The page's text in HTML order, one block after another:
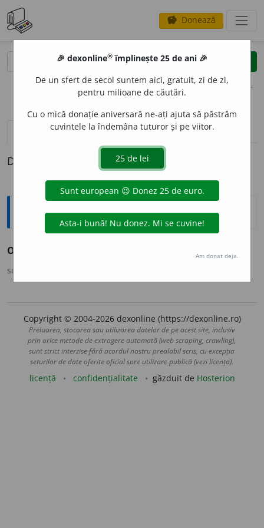
savings Donează
clear
opțiuni
definiții (1) pronunțievolume_up (50)
Definiția cu ID-ul 552355:
Enciclopedice
O
sursa:
Copyright © 2004-2026 dexonline (https://dexonline.ro)
Preluarea, stocarea sau utilizarea datelor de pe acest site, inclusiv
prin orice metode de extragere automată (web scraping, crawling),
sunt strict interzise fără acordul nostru prealabil scris, cu excepția
seturilor de date oferite oficial spre utilizare publică (vezi licența).
licență confidențialitate găzduit de Hosterion
🎉 dexonline® împlinește 25 de ani 🎉
De un sfert de secol suntem aici, gratuit, zi de zi,
pentru milioane de căutări.
Cu o mică donație aniversară ne-ați ajuta să păstrăm
cuvintele la îndemâna tuturor și pe viitor.
Am donat deja.